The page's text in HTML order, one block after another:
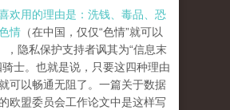
欢用的理由是：洗钱、毒品、恐
情 （在中国，仅仅“色情”就可以
，隐私保护支持者讽其为“信息末
骑士。也就是说，只要这四种理由
可以畅通无阻了。一篇关于数据
欧盟委员会工作论文中是这样写